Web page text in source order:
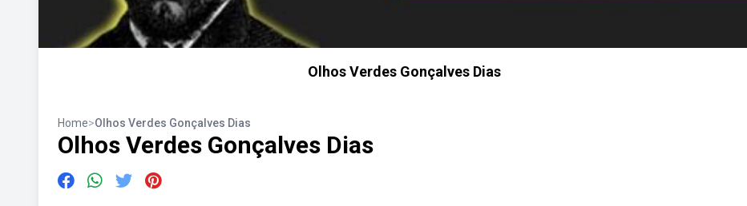
Olhos Verdes Gonçalves Dias
Home>Olhos Verdes Gonçalves Dias
Olhos Verdes Gonçalves Dias